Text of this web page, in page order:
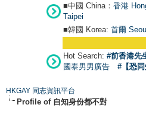
■中國 China： 香港
Taipei
■韓國 Korea: 首爾 Seou
Hot Search: #前香港先
國泰男男廣告
#【恐
HKGAY 同志資訊平台
Profile of 自知身份都不對